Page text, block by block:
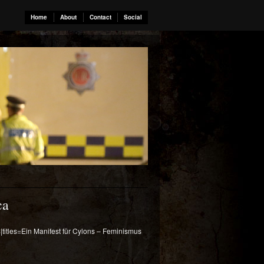
Home About Contact Social
Manifest für Cylons – Feminismus